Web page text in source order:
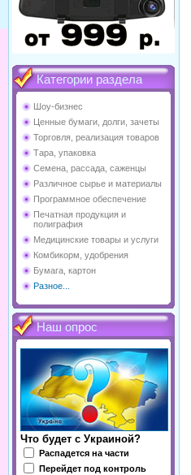
Категории раздела
Шоу-бизнес
Ценные бумаги, долги, зачеты
Торговля, реализация товаров
Тара, упаковка
Семена, рассада, саженцы
Различное сырье и материалы
Программное обеспечение
Печатная продукция и
полиграфия
Медицинские товары и услуги
Комбикорм, удобрения
Бумага, картон
Разное...
Наш опрос
Что будет с Украиной?
Распадется на части
Перейдет под контроль